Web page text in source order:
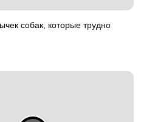
собак, которые трудно